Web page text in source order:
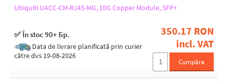
Ubiquiti UACC-CM-RJ45-MG, 10G Copper Module, SFP+
✅ În stoc 90+ Бр.
Data de livrare planificată prin curier
către dvs 19-08-2026
350.17 RON
incl. VAT
Cumpăra